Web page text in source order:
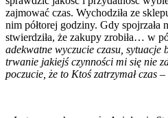
zajmować czas. Wychodziła ze
nim półtorej godziny. Gdy spojrzała
stwierdziła, że zakupy zrobiła… w
adekwatne wyczucie czasu, sytuacje
trwanie jakiejś czynności mi się nie
poczucie, że to Ktoś zatrzymał czas –